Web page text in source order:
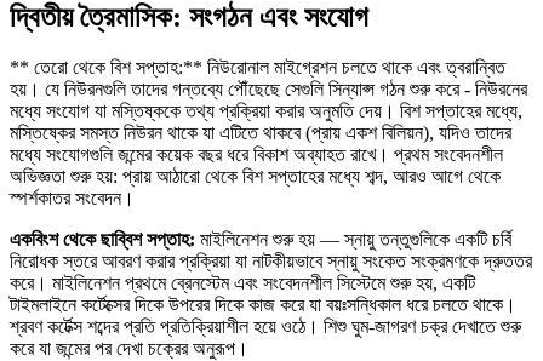
দ্বিতীয় ত্রৈমাসিক: সংগঠন এবং সংযোগ
** তেরো থেকে বিশ সপ্তাহ:** নিউরোনাল মাইগ্রেশন চলতে থাকে এবং ত্বরান্বিত
হয়। যে নিউরনগুলি তাদের গন্তব্যে পৌঁছেছে সেগুলি সিন্যাপ্স গঠন শুরু করে - নিউরনের
মধ্যে সংযোগ যা মস্তিষ্ককে তথ্য প্রক্রিয়া করার অনুমতি দেয়। বিশ সপ্তাহের মধ্যে,
মস্তিষ্কের সমস্ত নিউরন থাকে যা এটিতে থাকবে (প্রায় একশ বিলিয়ন), যদিও তাদের
মধ্যে সংযোগগুলি জন্মের কয়েক বছর ধরে বিকাশ অব্যাহত রাখে। প্রথম সংবেদনশীল
অভিজ্ঞতা শুরু হয়: প্রায় আঠারো থেকে বিশ সপ্তাহের মধ্যে শব্দ, আরও আগে থেকে
স্পর্শকাতর সংবেদন।
একবিংশ থেকে ছাব্বিশ সপ্তাহ: মাইলিনেশন শুরু হয় — স্নায়ু তন্তুগুলিকে একটি চর্বি
নিরোধক স্তরে আবরণ করার প্রক্রিয়া যা নাটকীয়ভাবে স্নায়ু সংকেত সংক্রমণকে দ্রুততর
করে। মাইলিনেশন প্রথমে ব্রেনস্টেম এবং সংবেদনশীল সিস্টেমে শুরু হয়, একটি
টাইমলাইনে কর্টেক্সের দিকে উপরের দিকে কাজ করে যা বয়ঃসন্ধিকাল ধরে চলতে থাকে।
শ্রবণ কর্টেক্স শব্দের প্রতি প্রতিক্রিয়াশীল হয়ে ওঠে। শিশু ঘুম-জাগরণ চক্র দেখাতে শুরু
করে যা জন্মের পর দেখা চক্রের অনুরূপ।